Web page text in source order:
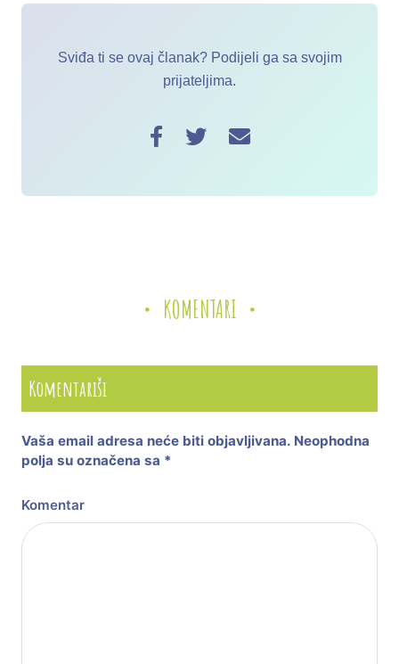
Sviđa ti se ovaj članak? Podijeli ga sa svojim
prijateljima.
KOMENTARI
Komentariši
Vaša email adresa neće biti objavljivana. Neophodna
polja su označena sa *
Komentar